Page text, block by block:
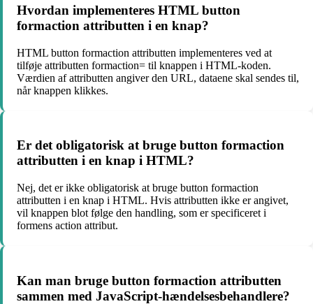
Hvordan implementeres HTML button
formaction attributten i en knap?
HTML button formaction attributten implementeres ved at
tilføje attributten formaction= til knappen i HTML-koden.
Værdien af attributten angiver den URL, dataene skal sendes til,
når knappen klikkes.
Er det obligatorisk at bruge button formaction
attributten i en knap i HTML?
Nej, det er ikke obligatorisk at bruge button formaction
attributten i en knap i HTML. Hvis attributten ikke er angivet,
vil knappen blot følge den handling, som er specificeret i
formens action attribut.
Kan man bruge button formaction attributten
sammen med JavaScript-hændelsesbehandlere?